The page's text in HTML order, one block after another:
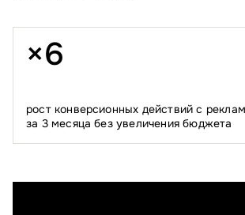
×6
рост конверсионных действий с
за 3 месяца без увеличения бюджета